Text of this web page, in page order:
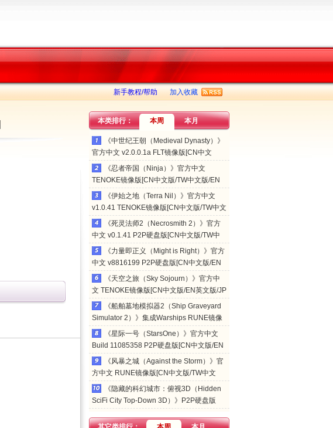
新手教程/帮助 加入收藏
本类排行： 本周 本月
《中世纪王朝（Medieval Dynasty）》
官方中文 v2.0.0.1a FLT镜像版[CN中文
版/EN英文版]
《忍者帝国（Ninja）》官方中文
TENOKE镜像版[CN中文版/TW中文版/EN
英文版/JP日文版]
《伊始之地（Terra Nil）》官方中文
v1.0.41 TENOKE镜像版[CN中文版/TW中文
版/EN英文版/JP日文版]
《死灵法师2（Necrosmith 2）》官方
中文 v0.1.41 P2P硬盘版[CN中文版/TW中
文版/EN英文版/JP日文版]
《力量即正义（Might is Right）》官方
中文 v8816199 P2P硬盘版[CN中文版/EN
英文版/JP日文版]
《天空之旅（Sky Sojourn）》官方中
文 TENOKE镜像版[CN中文版/EN英文版/JP
日文版]《船舶墓地模拟器2（Ship Graveyard
Simulator 2）》集成Warships RUNE镜像
版[CN中文版/TW中文版/EN英文版/JP日文
版]
《星际一号（StarsOne）》官方中文
Build 11085358 P2P硬盘版[CN中文版/EN
英文版]《风暴之城（Against the Storm）》官
方中文 RUNE镜像版[CN中文版/TW中文
版/EN英文版/JP日文版]
《隐藏的科幻城市：俯视3D（Hidden
SciFi City Top-Down 3D）》P2P硬盘版